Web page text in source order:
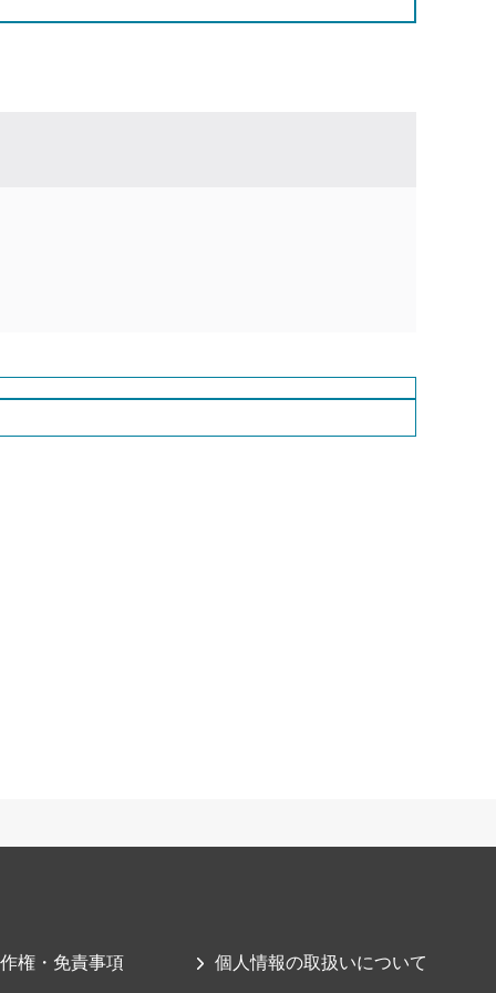
権・免責事項 個人情報の取扱いについて